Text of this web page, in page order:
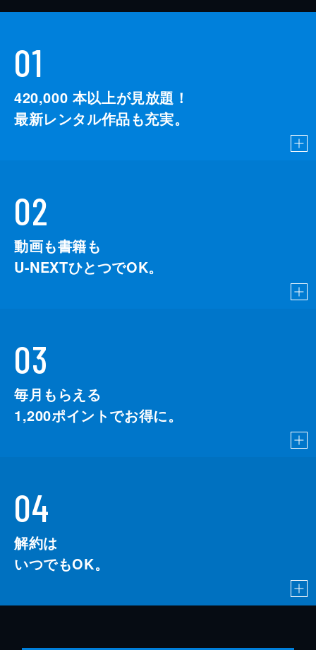
01
420,000 本以上が見放題！
最新レンタル作品も充実。
02
動画も書籍も
U-NEXTひとつでOK。
03
毎月もらえる
1,200ポイントでお得に。
04
解約は
いつでもOK。